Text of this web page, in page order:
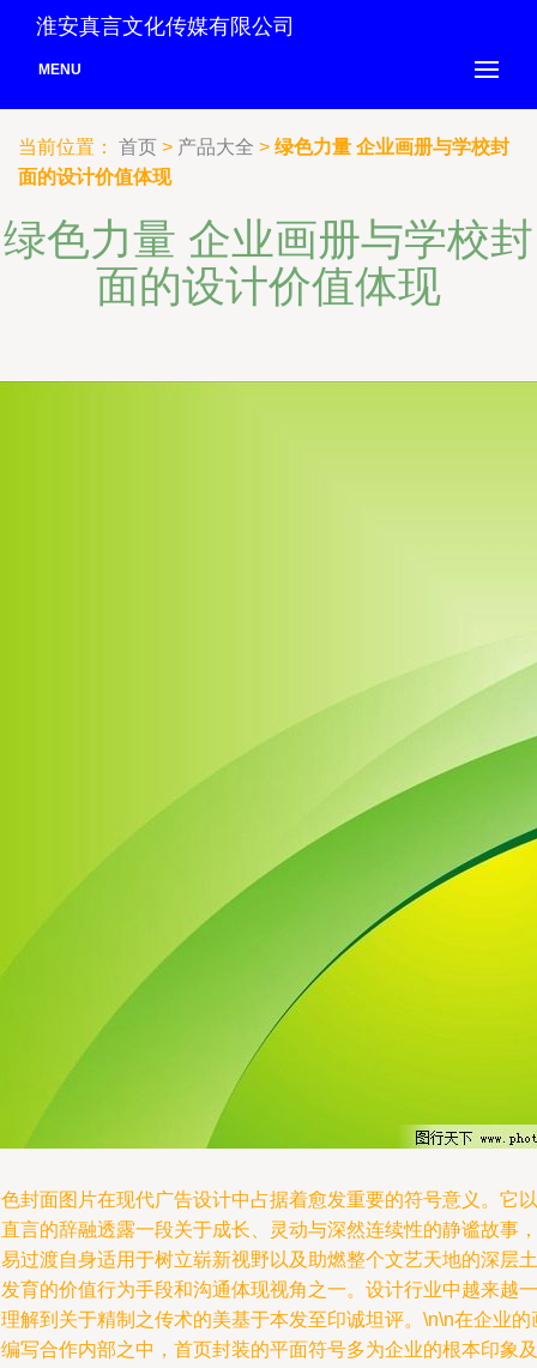
淮安真言文化传媒有限公司
MENU
当前位置： 首页 > 产品大全 > 绿色力量 企业画册与学校封
面的设计价值体现
绿色力量 企业画册与学校封
面的设计价值体现
封面图片在现代广告设计中占据着愈发重要的符号意义。它以
言的辞融透露一段关于成长、灵动与深然连续性的静谧故事，
过渡自身适用于树立崭新视野以及助燃整个文艺天地的深层土
育的价值行为手段和沟通体现视角之一。设计行业中越来越一
解到关于精制之传术的美基于本发至印诚坦评。\n\n在企业的
写合作内部之中，首页封装的平面符号多为企业的根本印象及